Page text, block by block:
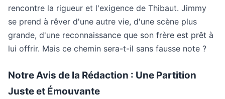
rencontre la rigueur et l'exigence de Thibaut. Jimmy
se prend à rêver d'une autre vie, d'une scène plus
grande, d'une reconnaissance que son frère est prêt à
lui offrir. Mais ce chemin sera-t-il sans fausse note ?
Notre Avis de la Rédaction : Une Partition
Juste et Émouvante